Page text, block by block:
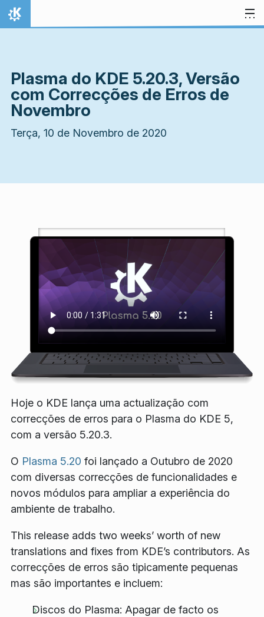
Ir para o conteúdo
Início
Plasma do KDE 5.20.3, Versão
com Correcções de Erros de
Novembro
Terça, 10 de Novembro de 2020
Hoje o KDE lança uma actualização com
correcções de erros para o Plasma do KDE 5,
com a versão 5.20.3.
O Plasma 5.20 foi lançado a Outubro de 2020
com diversas correcções de funcionalidades e
novos módulos para ampliar a experiência do
ambiente de trabalho.
This release adds two weeks’ worth of new
translations and fixes from KDE’s contributors. As
correcções de erros são tipicamente pequenas
mas são importantes e incluem:
Discos do Plasma: Apagar de facto os